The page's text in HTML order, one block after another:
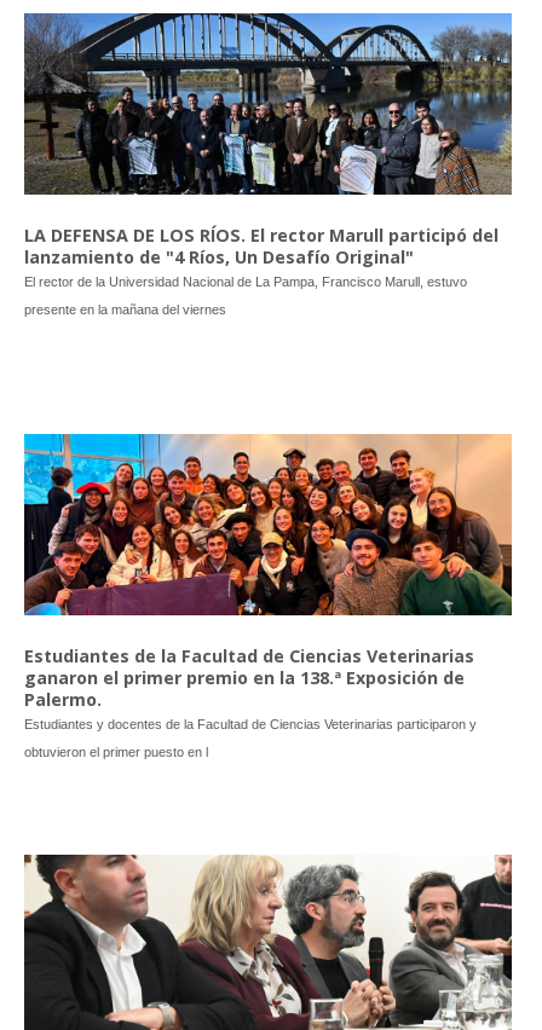
LA DEFENSA DE LOS RÍOS. El rector Marull participó del
lanzamiento de "4 Ríos, Un Desafío Original"
El rector de la Universidad Nacional de La Pampa, Francisco Marull, estuvo
presente en la mañana del viernes
Estudiantes de la Facultad de Ciencias Veterinarias
ganaron el primer premio en la 138.ª Exposición de
Palermo.
Estudiantes y docentes de la Facultad de Ciencias Veterinarias participaron y
obtuvieron el primer puesto en l